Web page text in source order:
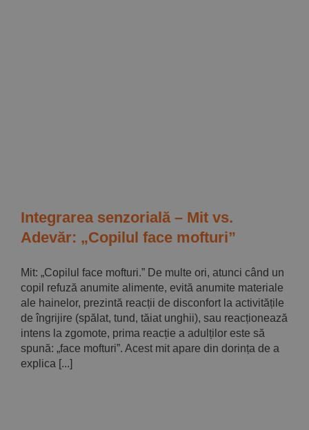
Integrarea senzorială – Mit vs.
Adevăr: „Copilul face mofturi”
Mit: „Copilul face mofturi.” De multe ori, atunci când un
copil refuză anumite alimente, evită anumite materiale
ale hainelor, prezintă reacții de disconfort la activitățile
de îngrijire (spălat, tund, tăiat unghii), sau reacționează
intens la zgomote, prima reacție a adulților este să
spună: „face mofturi”. Acest mit apare din dorința de a
explica [...]